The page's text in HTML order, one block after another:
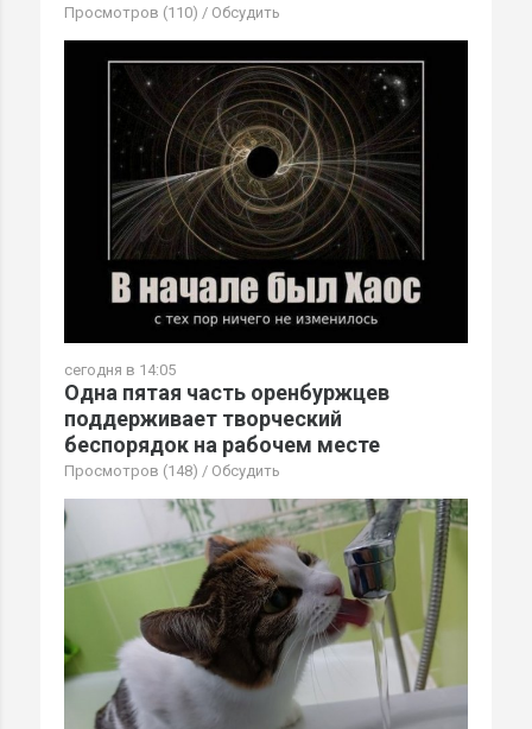
Просмотров (110) / Обсудить
сегодня в 14:05
Одна пятая часть оренбуржцев
поддерживает творческий
беспорядок на рабочем месте
Просмотров (148) / Обсудить